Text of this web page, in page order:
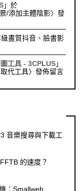
」於
/添加主體陰影〉發
畫質抖音、臉書影
工具 - 3CPLUS」
代工具〉發佈留言
音樂搜尋與下載工
的速度？
：Smallweb